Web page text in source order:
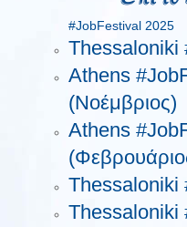
#JobFestival 2025
Thessaloniki
Athens
(Νοέμβριος)
Athens
Thessaloniki
Thessaloniki